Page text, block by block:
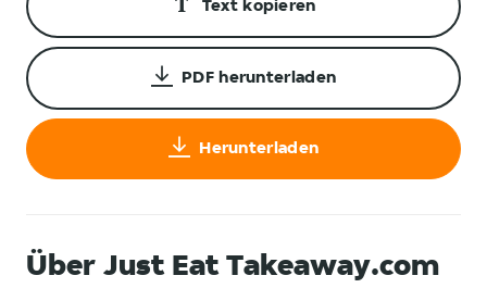
Text kopieren
PDF herunterladen
Herunterladen
Über Just Eat Takeaway.com